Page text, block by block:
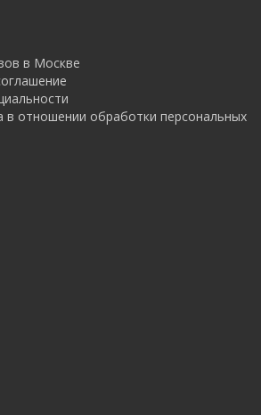
в Москве
в отношении обработки персональных